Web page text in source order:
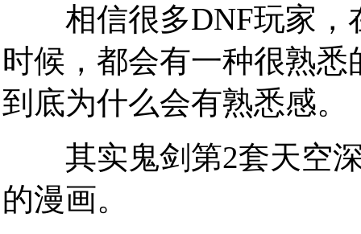
相信很多DNF玩家，
时候，都会有一种很熟
到底为什么会有熟悉感。
其实鬼剑第2套天空深
的漫画。